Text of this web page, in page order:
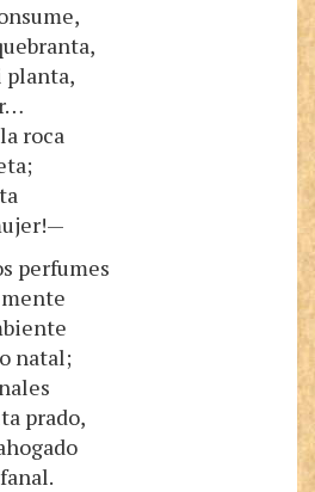
planta,
roca
perfumes
natal;
prado,